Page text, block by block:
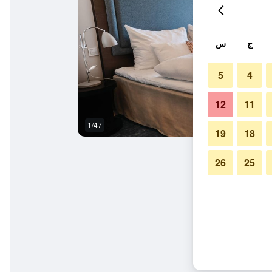
1/47
ج س
4
5
11
12
18
19
25
26